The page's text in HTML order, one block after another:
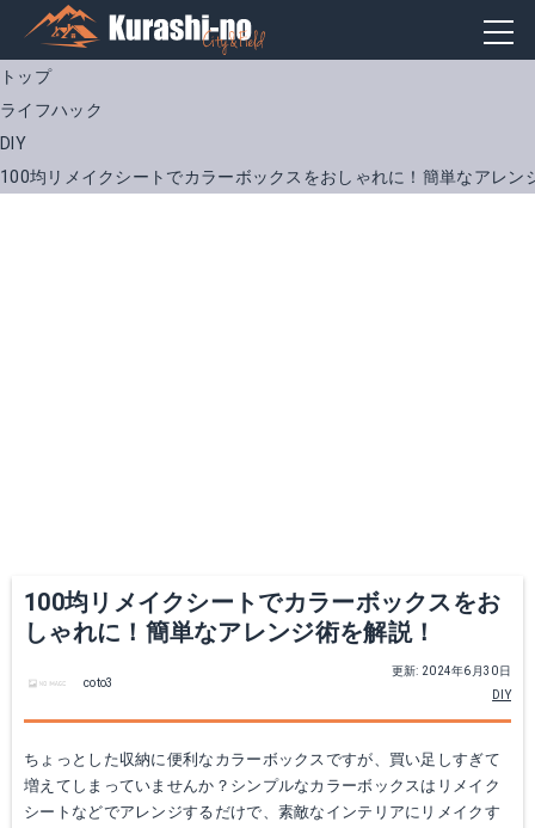
トップ
ライフハック
DIY
100均リメイクシートでカラーボックスをおしゃれに！簡単なアレン
100均リメイクシートでカラーボックスをお
しゃれに！簡単なアレンジ術を解説！
更新: 2024年6月30日
DIY
coto3
ちょっとした収納に便利なカラーボックスですが、買い足しすぎて
増えてしまっていませんか？シンプルなカラーボックスはリメイク
シートなどでアレンジするだけで、素敵なインテリアにリメイクす